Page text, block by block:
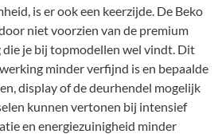
is er ook een keerzijde. De Beko
niet voorzien van de premium
je bij topmodellen wel vindt. Dit
minder verfijnd is en bepaalde
display of de deurhendel mogelijk
kunnen vertonen bij intensief
en energiezuinigheid minder